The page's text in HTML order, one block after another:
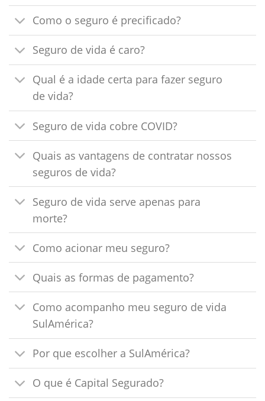
Como o seguro é precificado?
Seguro de vida é caro?
Qual é a idade certa para fazer seguro
de vida?
Seguro de vida cobre COVID?
Quais as vantagens de contratar nossos
seguros de vida?
Seguro de vida serve apenas para
morte?
Como acionar meu seguro?
Quais as formas de pagamento?
Como acompanho meu seguro de vida
SulAmérica?
Por que escolher a SulAmérica?
O que é Capital Segurado?